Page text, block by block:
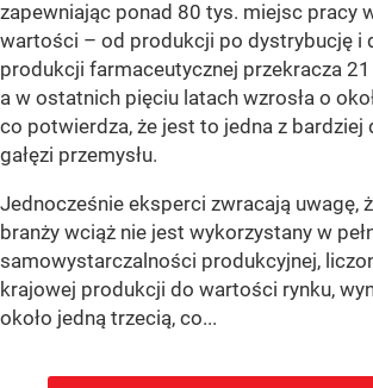
zapewniając ponad 80 tys. miejsc pracy
wartości – od produkcji po dystrybucję i
produkcji farmaceutycznej przekracza 21
a w ostatnich pięciu latach wzrosła o
co potwierdza, że jest to jedna z bardziej
gałęzi przemysłu.
Jednocześnie eksperci zwracają uwagę,
branży wciąż nie jest wykorzystany w
samowystarczalności produkcyjnej,
krajowej produkcji do wartości rynku,
około jedną trzecią, co...